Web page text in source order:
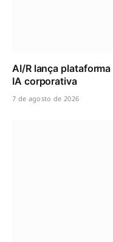
AI/R lança
IA corporativa
7 de agosto de 2026